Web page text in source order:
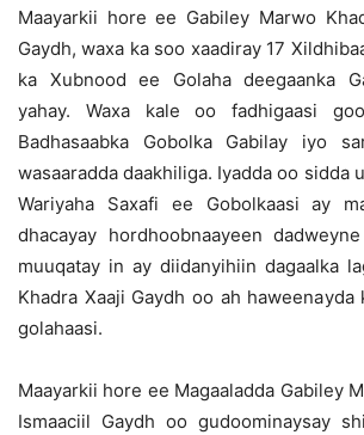
Maayarkii hore ee Gabiley Marwo
Gaydh, waxa ka soo xaadiray 17
ka Xubnood ee Golaha deegaanka
yahay. Waxa kale oo fadhigaasi
Badhasaabka Gobolka Gabilay iyo
wasaaradda daakhiliga. Iyadda oo sidda
Wariyaha Saxafi ee Gobolkaasi ay
dhacayay hordhoobnaayeen
muuqatay in ay diidanyihiin dagaalka
Khadra Xaaji Gaydh oo ah
golahaasi.
Maayarkii hore ee Magaaladda Gabiley
Ismaaciil Gaydh oo gudoominaysay